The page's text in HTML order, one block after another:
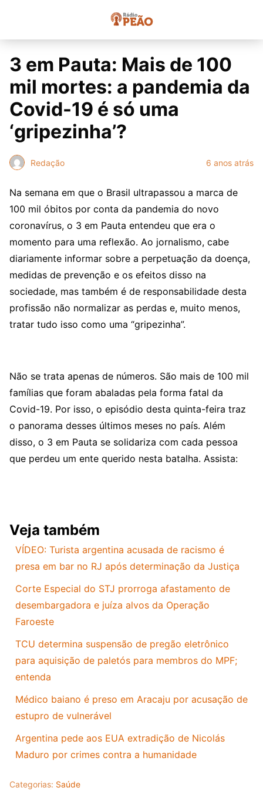
3 em Pauta: Mais de 100
mil mortes: a pandemia da
Covid-19 é só uma
‘gripezinha’?
Redação 6 anos atrás
Na semana em que o Brasil ultrapassou a marca de
100 mil óbitos por conta da pandemia do novo
coronavírus, o 3 em Pauta entendeu que era o
momento para uma reflexão. Ao jornalismo, cabe
diariamente informar sobre a perpetuação da doença,
medidas de prevenção e os efeitos disso na
sociedade, mas também é de responsabilidade desta
profissão não normalizar as perdas e, muito menos,
tratar tudo isso como uma “gripezinha”.
Não se trata apenas de números. São mais de 100 mil
famílias que foram abaladas pela forma fatal da
Covid-19. Por isso, o episódio desta quinta-feira traz
o panorama desses últimos meses no país. Além
disso, o 3 em Pauta se solidariza com cada pessoa
que perdeu um ente querido nesta batalha. Assista:
Veja também
VÍDEO: Turista argentina acusada de racismo é
presa em bar no RJ após determinação da Justiça
Corte Especial do STJ prorroga afastamento de
desembargadora e juíza alvos da Operação
Faroeste
TCU determina suspensão de pregão eletrônico
para aquisição de paletós para membros do MPF;
entenda
Médico baiano é preso em Aracaju por acusação de
estupro de vulnerável
Argentina pede aos EUA extradição de Nicolás
Maduro por crimes contra a humanidade
Categorias: Saúde